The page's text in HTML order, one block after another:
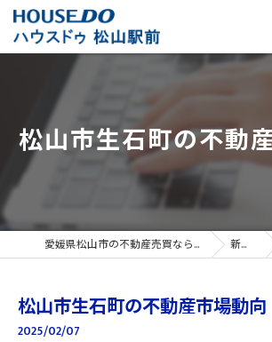
松山市生石町の不動
愛媛県松山市の不動産売買ならハウスドゥ 松山駅前 新着情報
松山市生石町の不動産市場動向
2025/02/07